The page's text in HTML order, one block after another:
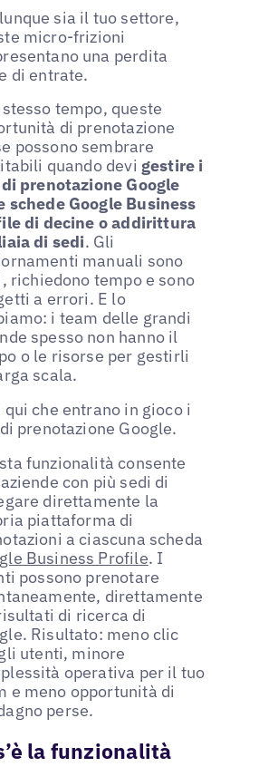
sia il tuo settore,
micro-frizioni
una perdita
di entrate.
tempo, queste
di prenotazione
possono sembrare
quando devi gestire i
prenotazione Google
schede Google Business
di decine o addirittura
di sedi. Gli
manuali sono
richiedono tempo e sono
a errori. E lo
i team delle grandi
spesso non hanno il
o le risorse per gestirli
scala.
qui che entrano in gioco i
prenotazione Google.
funzionalità consente
con più sedi di
direttamente la
piattaforma di
a ciascuna scheda
Business Profile. I
possono prenotare
direttamente
di ricerca di
Risultato: meno clic
utenti, minore
operativa per il tuo
e meno opportunità di
perse.
la funzionalità